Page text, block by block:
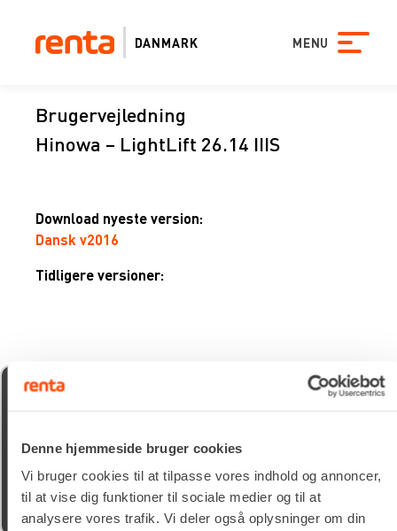
Denne hjemmeside bruger cookies
Vi bruger cookies til at tilpasse vores indhold og annoncer,
til at vise dig funktioner til sociale medier og til at
analysere vores trafik. Vi deler også oplysninger om din
DANMARK MENU
Brugervejledning
Hinowa – LightLift 26.14 IIIS
Download nyeste version:
Dansk v2016
Tidligere versioner:
xevo
Schyssta hjälpsamma människor jobbar här, de flesta
iallafall. Man får alltid kaffe te vatten o dricka under tiden
man vöntar på sin tur. 5/5